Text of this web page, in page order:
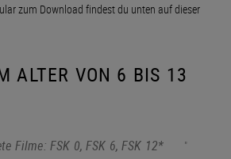
zum Download findest du unten auf dieser
ALTER VON 6 BIS 13
Filme: FSK 0, FSK 6, FSK 12*